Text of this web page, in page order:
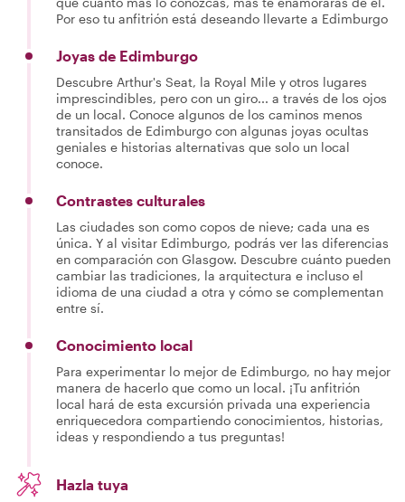
Por eso tu anfitrión está deseando llevarte a Edimburgo
Joyas de Edimburgo
Descubre Arthur's Seat, la Royal Mile y otros lugares
imprescindibles, pero con un giro... a través de los ojos
de un local. Conoce algunos de los caminos menos
transitados de Edimburgo con algunas joyas ocultas
geniales e historias alternativas que solo un local
conoce.
Contrastes culturales
Las ciudades son como copos de nieve; cada una es
única. Y al visitar Edimburgo, podrás ver las diferencias
en comparación con Glasgow. Descubre cuánto pueden
cambiar las tradiciones, la arquitectura e incluso el
idioma de una ciudad a otra y cómo se complementan
entre sí.
Conocimiento local
Para experimentar lo mejor de Edimburgo, no hay mejor
manera de hacerlo que como un local. ¡Tu anfitrión
local hará de esta excursión privada una experiencia
enriquecedora compartiendo conocimientos, historias,
ideas y respondiendo a tus preguntas!
Hazla tuya